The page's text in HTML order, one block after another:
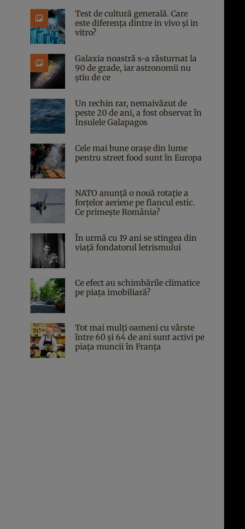
Test de cultură generală. Care
este diferența dintre in vivo și in
vitro?
Galaxia noastră s-a răsturnat la
90 de grade, iar astronomii nu
știu de ce
Un rechin rar, nemaivăzut de
peste 20 de ani, a fost observat în
Insulele Galapagos
Cele mai bune orașe din lume
pentru street food sunt în Europa
NATO anunță o nouă rotație a
forțelor aeriene pe flancul estic.
Ce primește România?
În urmă cu 19 ani se stingea din
viaţă fondatorul letrismului
Ce efect au schimbările climatice
pe piața imobiliară?
Tot mai mulți oameni cu vârste
între 60 și 64 de ani sunt activi pe
piața muncii în Franța